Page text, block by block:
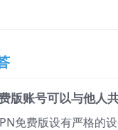
版账号可以与他人
免费版设有严格的